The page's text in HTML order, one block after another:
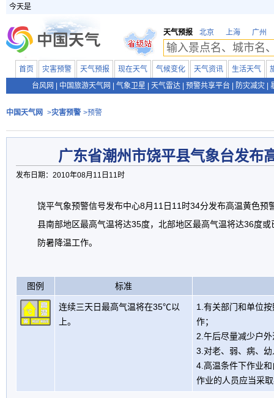
今天是
天气预报 北京 上海 广州
首页 灾害预警 天气预报 现在天气 气候变化 天气资讯 生活天气
台风网
中国旅游天气网 气象卫星 天气雷达 预警共享平台 防灾减灾
中国天气网 >灾害预警 >预警
广东省潮州市饶平县气象台发布
发布日期：2010年08月11日11时
饶平气象预警信号发布中心8月11日11时34分发布高温黄色预
县南部地区最高气温将达35度，北部地区最高气温将达36度
防暑降温工作。
图例 标准
连续三天日最高气温将在35℃以
上。
1.有关部门和单位
作；
2.午后尽量减少户
3.对老、弱、病、
4.高温条件下作业
作业的人员应当采